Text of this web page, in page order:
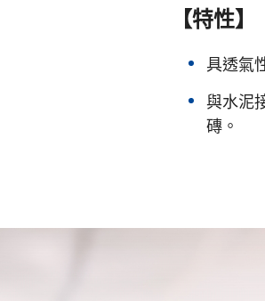
【特性】
具透氣
與水泥
磚。